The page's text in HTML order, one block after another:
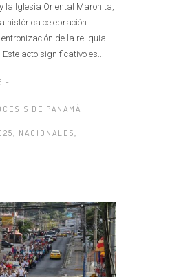
la Iglesia Oriental Maronita,
histórica celebración
de la reliquia
acto significativo es...
-
DE PANAMÁ
, NACIONALES,